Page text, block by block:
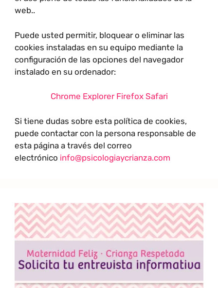
web..
Puede usted permitir, bloquear o eliminar las
cookies instaladas en su equipo mediante la
configuración de las opciones del navegador
instalado en su ordenador:
Chrome Explorer Firefox Safari
Si tiene dudas sobre esta política de cookies,
puede contactar con la persona responsable de
esta página a través del correo
electrónico info@psicologiaycrianza.com